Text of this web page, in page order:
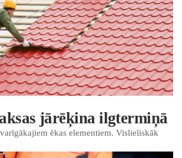
jārēķina ilgtermiņā
ēkas elementiem. Vislieliskāk